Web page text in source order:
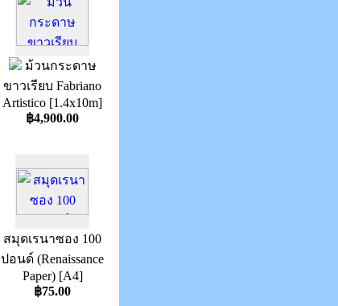
ม้วนกระดาษ
ขาวเรียบ Fabriano
Artistico [1.4x10m]
฿4,900.00
สมุดเรนาซอง 100
ปอนด์ (Renaissance
Paper) [A4]
฿75.00